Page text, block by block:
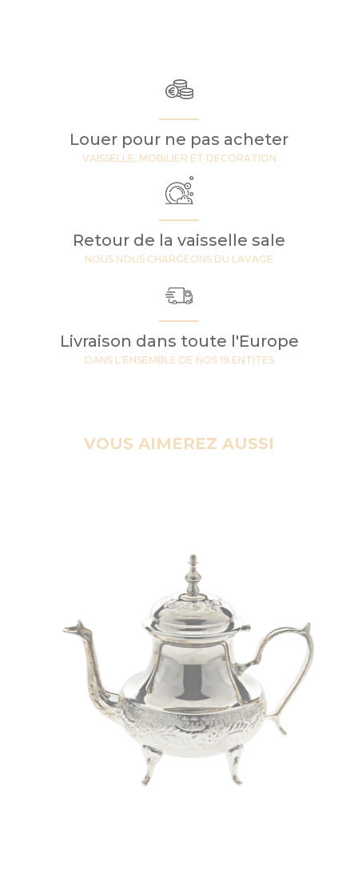
Louer pour ne pas acheter
VAISSELLE, MOBILIER ET DECORATION
Retour de la vaisselle sale
NOUS NOUS CHARGEONS DU LAVAGE
Livraison dans toute l'Europe
DANS L'ENSEMBLE DE NOS 19 ENTITES
VOUS AIMEREZ AUSSI